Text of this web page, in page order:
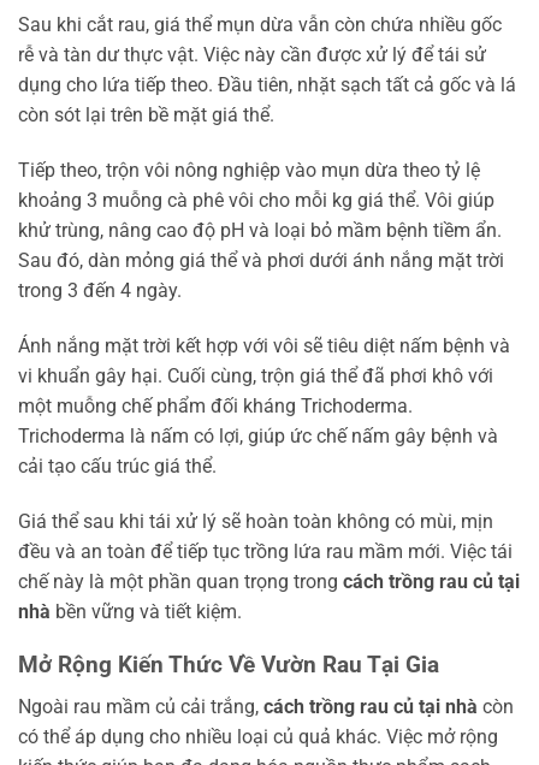
Sau khi cắt rau, giá thể mụn dừa vẫn còn chứa nhiều gốc
rễ và tàn dư thực vật. Việc này cần được xử lý để tái sử
dụng cho lứa tiếp theo. Đầu tiên, nhặt sạch tất cả gốc và lá
còn sót lại trên bề mặt giá thể.
Tiếp theo, trộn vôi nông nghiệp vào mụn dừa theo tỷ lệ
khoảng 3 muỗng cà phê vôi cho mỗi kg giá thể. Vôi giúp
khử trùng, nâng cao độ pH và loại bỏ mầm bệnh tiềm ẩn.
Sau đó, dàn mỏng giá thể và phơi dưới ánh nắng mặt trời
trong 3 đến 4 ngày.
Ánh nắng mặt trời kết hợp với vôi sẽ tiêu diệt nấm bệnh và
vi khuẩn gây hại. Cuối cùng, trộn giá thể đã phơi khô với
một muỗng chế phẩm đối kháng Trichoderma.
Trichoderma là nấm có lợi, giúp ức chế nấm gây bệnh và
cải tạo cấu trúc giá thể.
Giá thể sau khi tái xử lý sẽ hoàn toàn không có mùi, mịn
đều và an toàn để tiếp tục trồng lứa rau mầm mới. Việc tái
chế này là một phần quan trọng trong cách trồng rau củ tại
nhà bền vững và tiết kiệm.
Mở Rộng Kiến Thức Về Vườn Rau Tại Gia
Ngoài rau mầm củ cải trắng, cách trồng rau củ tại nhà còn
có thể áp dụng cho nhiều loại củ quả khác. Việc mở rộng